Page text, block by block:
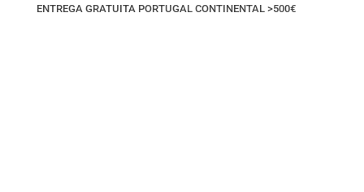
ENTREGA GRATUITA PORTUGAL CONTINENTAL >500€